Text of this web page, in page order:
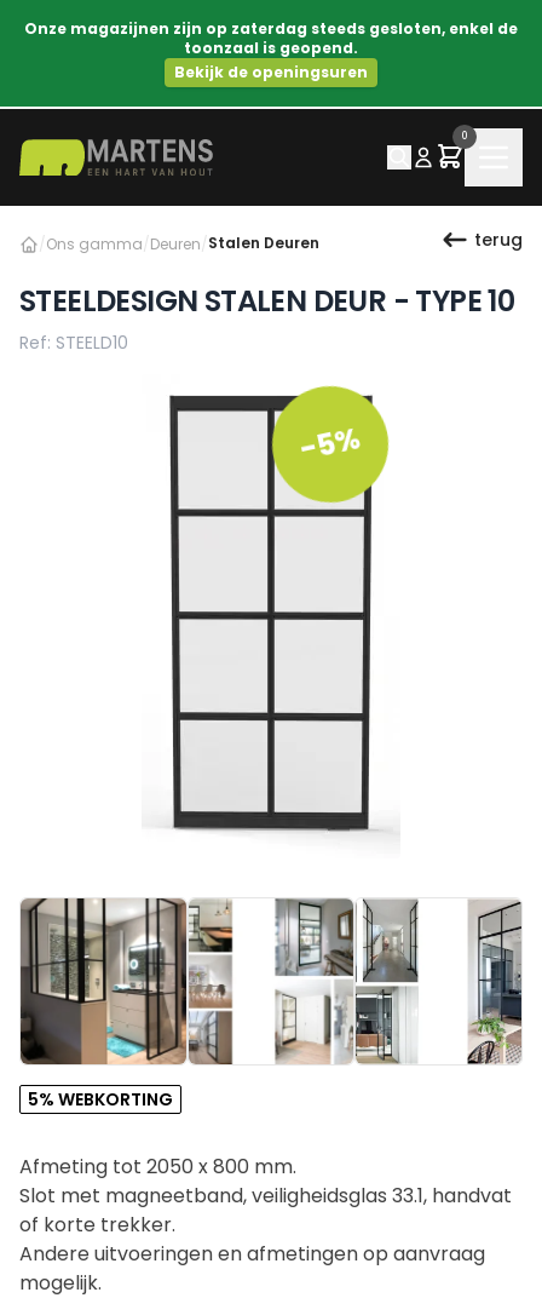
Onze magazijnen zijn op zaterdag steeds gesloten, enkel de
toonzaal is geopend.
Bekijk de openingsuren
0
/Ons gamma/Deuren/Stalen Deuren terug
STEELDESIGN STALEN DEUR - TYPE 10
Ref: STEELD10
-5%
5% WEBKORTING
Afmeting tot 2050 x 800 mm.
Slot met magneetband, veiligheidsglas 33.1, handvat
of korte trekker.
Andere uitvoeringen en afmetingen op aanvraag
mogelijk.